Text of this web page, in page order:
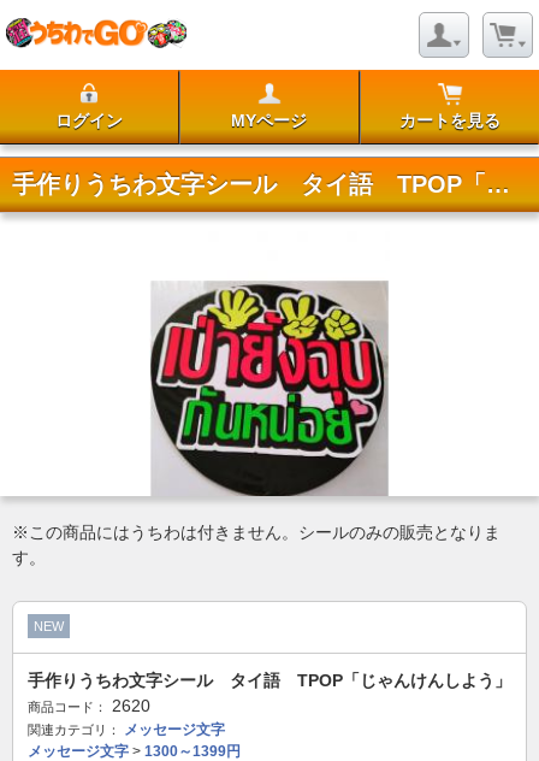
ログイン MYページ カートを見る
手作りうちわ文字シール タイ語 TPOP「じゃんけんしよう」
※この商品にはうちわは付きません。シールのみの販売となりま
す。
NEW
手作りうちわ文字シール タイ語 TPOP「じゃんけんしよう」
商品コード： 2620
関連カテゴリ：
メッセージ文字
メッセージ文字 > 1300～1399円